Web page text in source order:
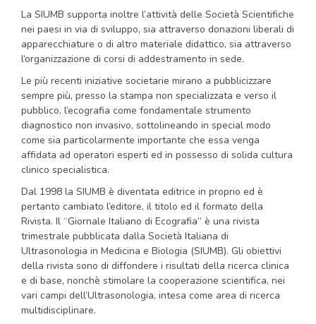
La SIUMB supporta inoltre l’attività delle Società Scientifiche
nei paesi in via di sviluppo, sia attraverso donazioni liberali di
apparecchiature o di altro materiale didattico, sia attraverso
l’organizzazione di corsi di addestramento in sede.
Le più recenti iniziative societarie mirano a pubblicizzare
sempre più, presso la stampa non specializzata e verso il
pubblico, l’ecografia come fondamentale strumento
diagnostico non invasivo, sottolineando in special modo
come sia particolarmente importante che essa venga
affidata ad operatori esperti ed in possesso di solida cultura
clinico specialistica.
Dal 1998 la SIUMB è diventata editrice in proprio ed è
pertanto cambiato l’editore, il titolo ed il formato della
Rivista. Il “Giornale Italiano di Ecografia” è una rivista
trimestrale pubblicata dalla Società Italiana di
Ultrasonologia in Medicina e Biologia (SIUMB). Gli obiettivi
della rivista sono di diffondere i risultati della ricerca clinica
e di base, nonchè stimolare la cooperazione scientifica, nei
vari campi dell’Ultrasonologia, intesa come area di ricerca
multidisciplinare.